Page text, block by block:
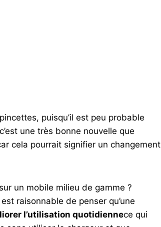
puisqu’il est peu probable
une très bonne nouvelle que
cela pourrait signifier un changement
sur un mobile milieu de gamme ?
raisonnable de penser qu’une
l’utilisation quotidiennece qui